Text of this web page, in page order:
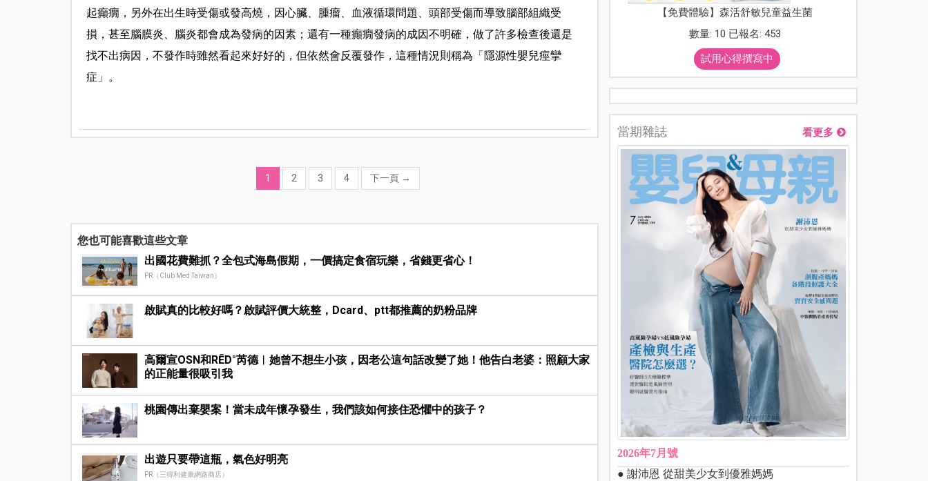
起癲癇，另外在出生時受傷或發高燒，因心臟、腫瘤、血液循環問題、頭部受傷而導致腦部組織受
損，甚至腦膜炎、腦炎都會成為發病的因素；還有一種癲癇發病的成因不明確，做了許多檢查後還是
找不出病因，不發作時雖然看起來好好的，但依然會反覆發作，這種情況則稱為「隱源性嬰兒痙攣
症」。
1 2 3 4 下一頁 →
您也可能喜歡這些文章
出國花費難抓？全包式海島假期，一價搞定食宿玩樂，省錢更省心！
PR（Club Med Taiwan）
啟賦真的比較好嗎？啟賦評價大統整，Dcard、ptt都推薦的奶粉品牌
高爾宣OSN和RĒD°芮德︱她曾不想生小孩，因老公這句話改變了她！他告白老婆：照顧大家
的正能量很吸引我
桃園傳出棄嬰案！當未成年懷孕發生，我們該如何接住恐懼中的孩子？
出遊只要帶這瓶，氣色好明亮
PR（三得利健康網路商店）
【免費體驗】森活舒敏兒童益生菌
數量: 10 已報名: 453
試用心得撰寫中
當期雜誌 看更多
2026年7月號
● 謝沛恩 從甜美少女到優雅媽媽